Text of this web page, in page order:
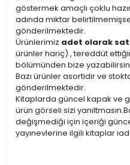
göstermek amaçlı çoklu
adında miktar
gönderilmektedir.
Ürünlerimiz adet olarak
ürünler hariç) , tereddüt
bölümünden bize
Bazı ürünler asortidir ve
gönderilmektedir.
Kitaplarda güncel kapak ve
ürün görseli sizi
değişmediği için içeriği
yayınevlerine ilgili kitaplar